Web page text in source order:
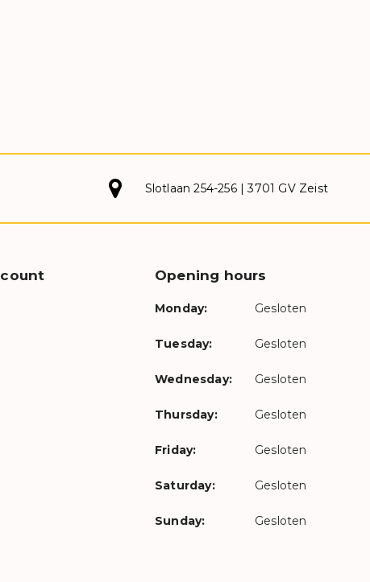
Slotlaan 254-256 | 3701 GV Zeist
Opening hours
Monday: Gesloten
Tuesday: Gesloten
Wednesday: Gesloten
Thursday: Gesloten
Friday: Gesloten
Saturday: Gesloten
Sunday: Gesloten